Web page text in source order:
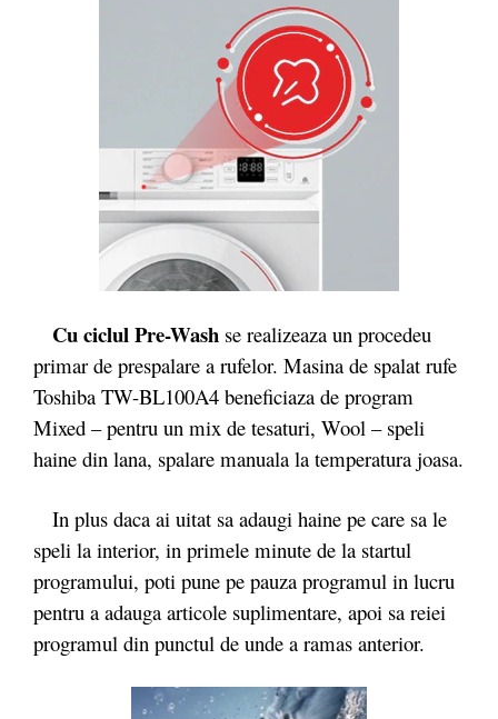
Cu ciclul Pre-Wash se realizeaza un procedeu
primar de prespalare a rufelor. Masina de spalat rufe
Toshiba TW-BL100A4 beneficiaza de program
Mixed – pentru un mix de tesaturi, Wool – speli
haine din lana, spalare manuala la temperatura joasa.
In plus daca ai uitat sa adaugi haine pe care sa le
speli la interior, in primele minute de la startul
programului, poti pune pe pauza programul in lucru
pentru a adauga articole suplimentare, apoi sa reiei
programul din punctul de unde a ramas anterior.